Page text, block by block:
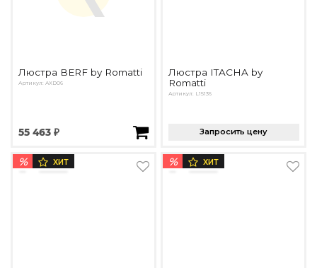
Люстра BERF by Romatti
Артикул: AXD06
55 463 ₽
Люстра ITACHA by
Romatti
Артикул: L15136
Запросить цену
% ХИТ % ХИТ